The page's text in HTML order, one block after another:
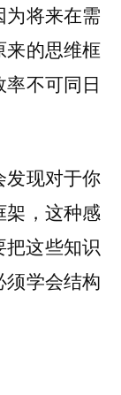
将来在需
来的思维框
不可同日
发现对于你
架，这种感
这些知识
学会结构